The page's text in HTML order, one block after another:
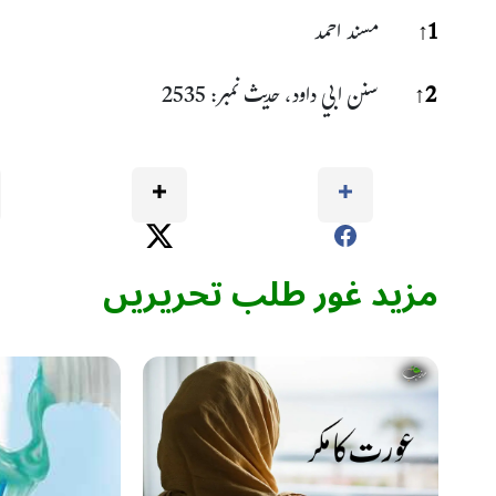
1
↑
مسند احمد
2
↑ سنن ابي داود، حدیث نمبر: 2535
مزید غور طلب تحریریں